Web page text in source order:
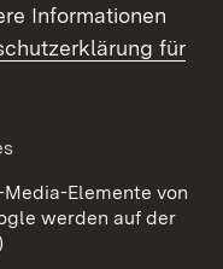
Informationen
für
Elemente von
werden auf der